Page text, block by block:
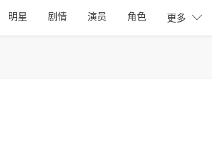
明星 剧情 演员 角色 更多 